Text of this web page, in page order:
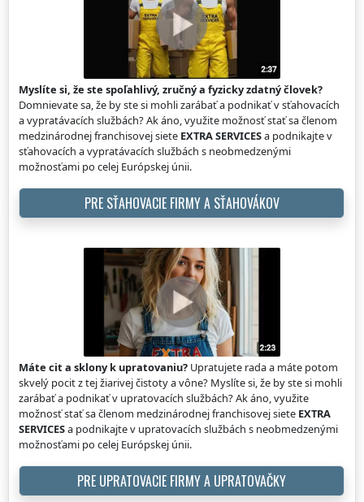
Myslíte si, že ste spoľahlivý, zručný a fyzicky zdatný človek?
Domnievate sa, že by ste si mohli zarábať a podnikať v sťahovacích
a vypratávacích službách? Ak áno, využite možnosť stať sa členom
medzinárodnej franchisovej siete EXTRA SERVICESa podnikajte v
sťahovacích a vypratávacích službách s neobmedzenými
možnosťami po celej Európskej únii.
PRE SŤAHOVACIE FIRMY A SŤAHOVÁKOV
Máte cit a sklony k upratovaniu? Upratujete rada a máte potom
skvelý pocit z tej žiarivej čistoty a vône? Myslíte si, že by ste si mohli
zarábať a podnikať v upratovacích službách? Ak áno, využite
možnosť stať sa členom medzinárodnej franchisovej siete EXTRA
SERVICESa podnikajte v upratovacích službách s neobmedzenými
možnosťami po celej Európskej únii.
PRE UPRATOVACIE FIRMY A UPRATOVAČKY